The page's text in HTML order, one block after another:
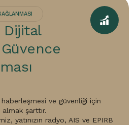
Dijital
ve güvenliği için
almak şarttır.
yatınızın radyo, AIS ve EPIRB